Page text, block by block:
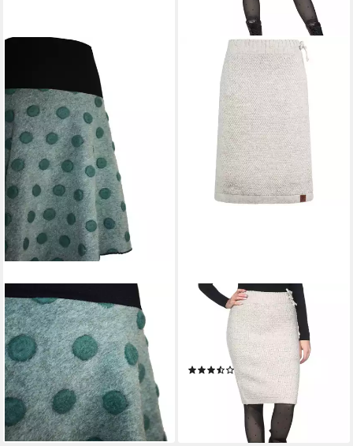
DUNKLE DESIGN
Strickrock Wolle gewalkt
Petrol Anthrazit Dots
Elastischer Bund
85,90 €
lieferbar - in 3-4 Werktagen bei dir
KUNST UND MAGIE
Strickrock Langer Rock
Klassischer Boho Strickrock
Winter Wolle
(11)
lieferbar - in 2-3 Werktagen bei dir